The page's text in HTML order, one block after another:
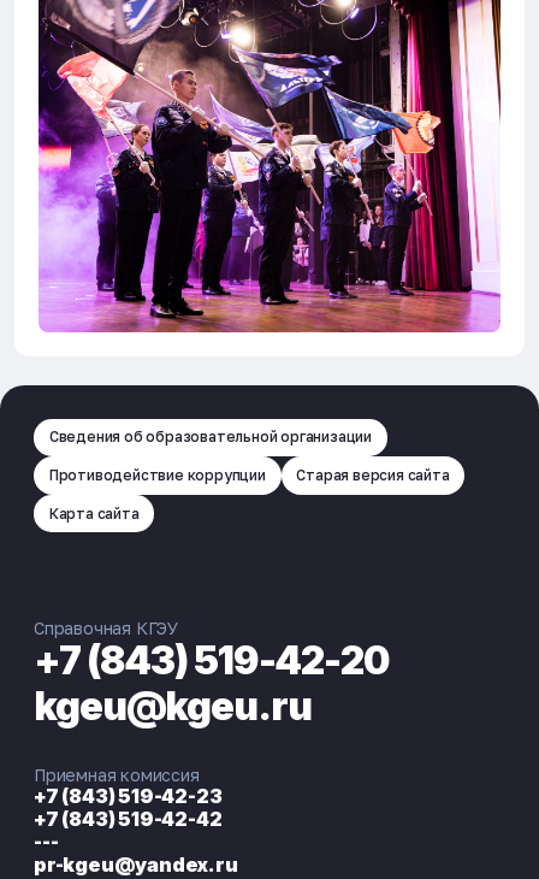
Сведения об образовательной организации
Противодействие коррупции Старая версия сайта
Карта сайта
Справочная КГЭУ
+7 (843) 519-42-20
kgeu@kgeu.ru
Приемная комиссия
+7 (843) 519-42-23
+7 (843) 519-42-42
---
pr-kgeu@yandex.ru